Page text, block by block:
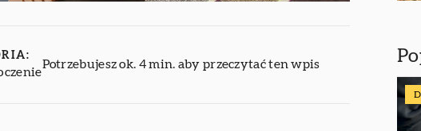
Potrzebujesz ok. 4 min. aby przeczytać ten wpis